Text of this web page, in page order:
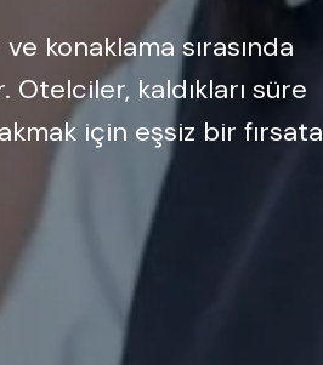
konaklama sırasında
kaldıkları süre
için eşsiz bir fırsata